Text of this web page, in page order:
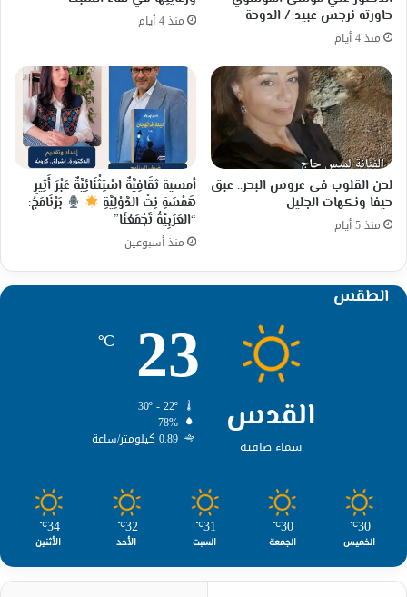
حاورته نرجس عبيد / الدوحة
منذ 4 أيام
منذ 4 أيام
لحن القلوب في عروس البحر.. عبق
حيفا ونكهات الجليل
منذ 5 أيام
أمسية ثقَافِيَّةٌ اسْتِثْنَائِيَّةٌ عَبْرَ أَثِيرِ
هَمْسَةِ نِتْ الدَّوْلِيَّةِ
بَرْنَامَجُ:
“العَرَبِيَّةُ تَجْمَعُنَا”
منذ أسبوعين
الطقس
القدس
سماء صافية
23
℃
78%
0.89 كيلومتر/ساعة
30
℃
الخميس
30
℃
الجمعة
31
℃
السبت
32
℃
الأحد
34
℃
الأثنين